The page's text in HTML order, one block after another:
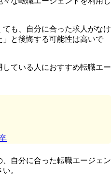
も、自分に合った求人がなけ
と後悔する可能性は高いで
ている人におすすめ転職エー
自分に合った転職エージェン
。